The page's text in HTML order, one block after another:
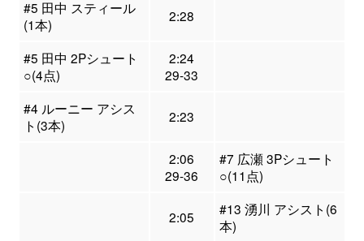
#5 田中 スティール
(1本)
2:28
#5 田中 2Pシュート
○(4点)
2:24
29-33
#4 ルーニー アシス
ト(3本)
2:23
2:06
29-36
#7 広瀬 3Pシュート
○(11点)
2:05
#13 湧川 アシスト(6
本)